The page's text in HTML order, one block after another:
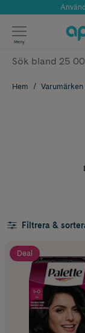
Meny
Hem Varumärken
Filtrera &
Deal